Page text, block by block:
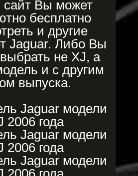
Вы может
бесплатно
и другие
Jaguar. Либо Вы
не XJ, а
и с другим
выпуска.